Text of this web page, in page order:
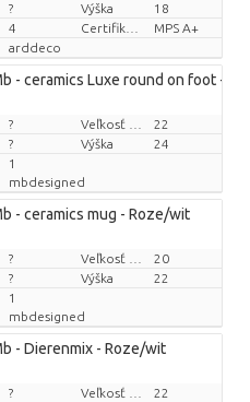
? Výška
18
4
MPS A+
arddeco
- ceramics Luxe round on foot -
?
22
? Výška
24
1
mbdesigned
- ceramics mug - Roze/wit
?
20
? Výška
22
1
mbdesigned
- Dierenmix - Roze/wit
?
22